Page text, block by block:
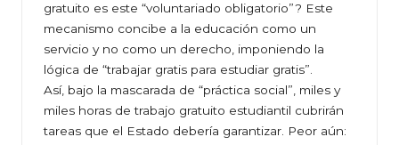
gratuito es este “voluntariado obligatorio”? Este
mecanismo concibe a la educación como un
servicio y no como un derecho, imponiendo la
lógica de “trabajar gratis para estudiar gratis”.
Así, bajo la mascarada de “práctica social”, miles y
miles horas de trabajo gratuito estudiantil cubrirán
tareas que el Estado debería garantizar. Peor aún: